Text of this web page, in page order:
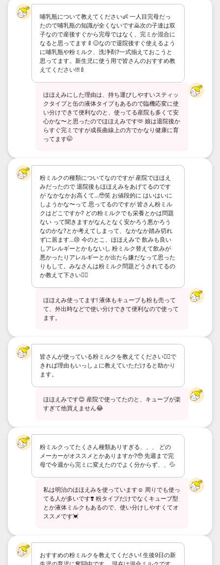
哺乳瓶について教えてください👶 一人目完母だっ
たので哺乳瓶の知識が全くないです🙇次の子達は双
子なので産後すぐから完母ではなく、完ミか混合に
なると思ってます🍼😊なので退院後すぐ使えるよう
に哺乳瓶や粉ミルク、洗浄剤?一式揃えておこうと
思ってます。新生児に使う用で皆さんのおすすめ教
えてください!!!🍼
ほほえみにした理由は、持ち運びしやすいスティッ
クタイプと缶の液体タイプもあるので臨機応変に使
い分けできて便利なのと、使ってる産院も多くて安
心かな〜と思ったのでほほえみです🫶 娘は退院後か
らすぐ完ミですが成長曲線上の方でかなり健康に育
ってます🤭
粉ミルクの種類についてなのですが 産院でほほえ
みだったので 退院後もほほえみをあげてるのです
が なかなかお高くて...🥹笑 お値段的に はいはいに
しようかな〜って 思ってるのですが 皆さん粉ミル
クはどこですか‪? どの粉ミルクでも栄養とかは問題
ない って聞きますがなんとなく安かろう悪かろう
なのかな?とか考えてしまって、なかなか踏み切れ
ずに居ます...😢 今のとこ、ほほえみで 飲みも良い
しアレルギーとかもないし 粉ミルク替えて飲みが
悪かったりアレルギーとか出たら嫌だなって思った
りもして。みなさんは粉ミルク問題どうされてるの
か教えて下さい🙇‍♀️
ほほえみ使ってます! 液体もキューブも粉も売って
て、外出時などで使い分けできて便利なので使って
ます。
皆さんが使っている粉ミルクを教えてください🙇‍♂️で
きれば理由もいっしょに教えていただけると助かり
ます。
ほほえみです😊 産院で使ってたのと、キューブが楽
すぎて他買えません😂
粉ミルクってたくさん種類ありすぎる、、、 どの
メーカーがオススメとかありますか?🥹 先週まで完
母で今週から完ミに変えたのでよく分からず、、💦
私は明治のほほえみを使っています☺️ 周りでも使っ
てる人が多いです❣️ 粉タイプだけでなくキューブ型
とか液体ミルクもあるので、使い分けしやすくてオ
ススメです💓
おすすめの粉ミルクを教えてください! 生後9日の新